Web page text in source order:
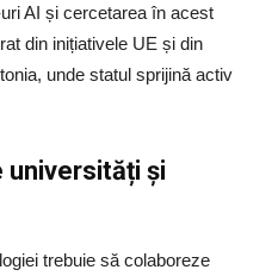
AI și cercetarea în acest
din inițiativele UE și din
unde statul sprijină activ
universități și
trebuie să colaboreze